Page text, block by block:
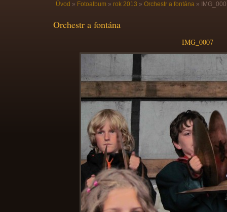
Úvod » Fotoalbum » rok 2013 » Orchestr a fontána »
Orchestr a fontána
IMG_0007